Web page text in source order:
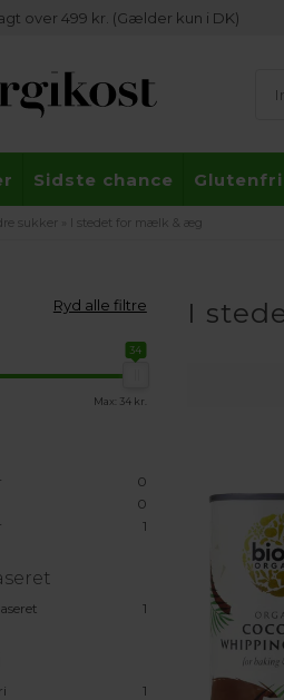
over 499 kr. (Gælder kun i DK)
Sidste chance Glutenfri
sukker I stedet for mælk & æg
Ryd alle filtre
34
Max: 34 kr.
0
0
1
1
1
I